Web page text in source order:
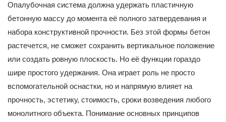
Опалубочная система должна удержать пластичную
бетонную массу до момента её полного затвердевания и
набора конструктивной прочности. Без этой формы бетон
растечется, не сможет сохранить вертикальное положение
или создать ровную плоскость. Но её функции гораздо
шире простого удержания. Она играет роль не просто
вспомогательной оснастки, но и напрямую влияет на
прочность, эстетику, стоимость, сроки возведения любого
монолитного объекта. Понимание основных принципов